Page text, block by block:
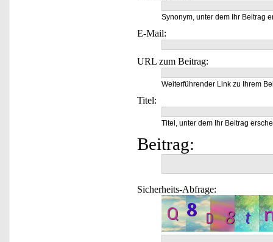
Synonym, unter dem Ihr Beitrag
E-Mail:
URL zum Beitrag:
Weiterführender Link zu Ihrem
Titel:
Titel, unter dem Ihr Beitrag
Beitrag:
Sicherheits-Abfrage: